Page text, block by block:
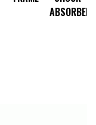
ABSORBER